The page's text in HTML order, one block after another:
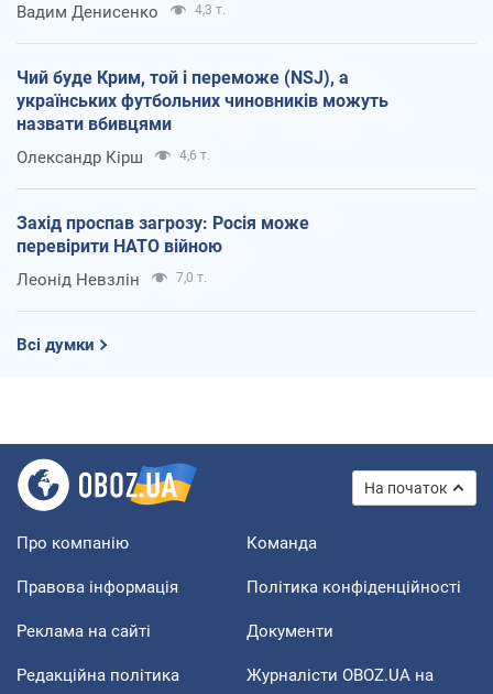
Вадим Денисенко 4,3 т.
Чий буде Крим, той і переможе (NSJ), а
українських футбольних чиновників можуть
назвати вбивцями
Олександр Кірш 4,6 т.
Захід проспав загрозу: Росія може
перевірити НАТО війною
Леонід Невзлін 7,0 т.
Всі думки
На початок
Про компанію Команда
Правова інформація Політика конфіденційності
Реклама на сайті Документи
Редакційна політика
Журналісти OBOZ.UA на